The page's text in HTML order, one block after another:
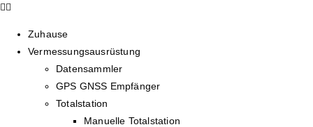
Zuhause
Vermessungsausrüstung
Datensammler
GPS GNSS Empfänger
Totalstation
Manuelle Totalstation